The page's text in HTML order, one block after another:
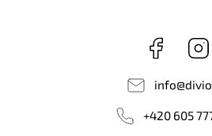
Facebook
info@
+420 605